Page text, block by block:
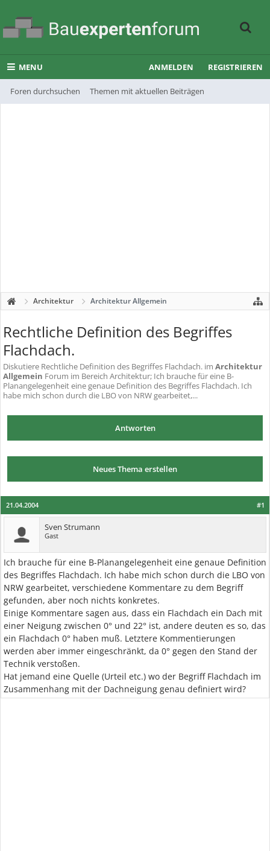
MENU
Foren durchsuchen Themen mit aktuellen Beiträgen
ANMELDEN REGISTRIEREN
Architektur Architektur Allgemein
Rechtliche Definition des Begriffes
Flachdach.
Diskutiere Rechtliche Definition des Begriffes Flachdach. im Architektur
Allgemein Forum im Bereich Architektur; Ich brauche für eine B-
Planangelegenheit eine genaue Definition des Begriffes Flachdach. Ich
habe mich schon durch die LBO von NRW gearbeitet,...
Antworten
Neues Thema erstellen
#1
21.04.2004
Sven Strumann
Gast
Ich brauche für eine B-Planangelegenheit eine genaue Definition
des Begriffes Flachdach. Ich habe mich schon durch die LBO von
NRW gearbeitet, verschiedene Kommentare zu dem Begriff
gefunden, aber noch nichts konkretes.
Einige Kommentare sagen aus, dass ein Flachdach ein Dach mit
einer Neigung zwischen 0° und 22° ist, andere deuten es so, das
ein Flachdach 0° haben muß. Letztere Kommentierungen
werden aber immer eingeschränkt, da 0° gegen den Stand der
Technik verstoßen.
Hat jemand eine Quelle (Urteil etc.) wo der Begriff Flachdach im
Zusammenhang mit der Dachneigung genau definiert wird?